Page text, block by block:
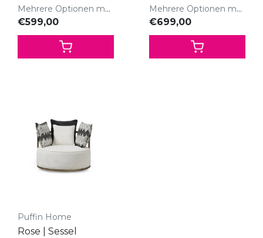
Mehrere Optionen möglich
€599,00
Mehrere Optionen möglich
€699,00
Puffin Home
Rose | Sessel